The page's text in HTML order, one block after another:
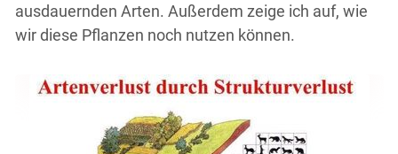
ausdauernden Arten. Außerdem zeige ich auf, wie
wir diese Pflanzen noch nutzen können.